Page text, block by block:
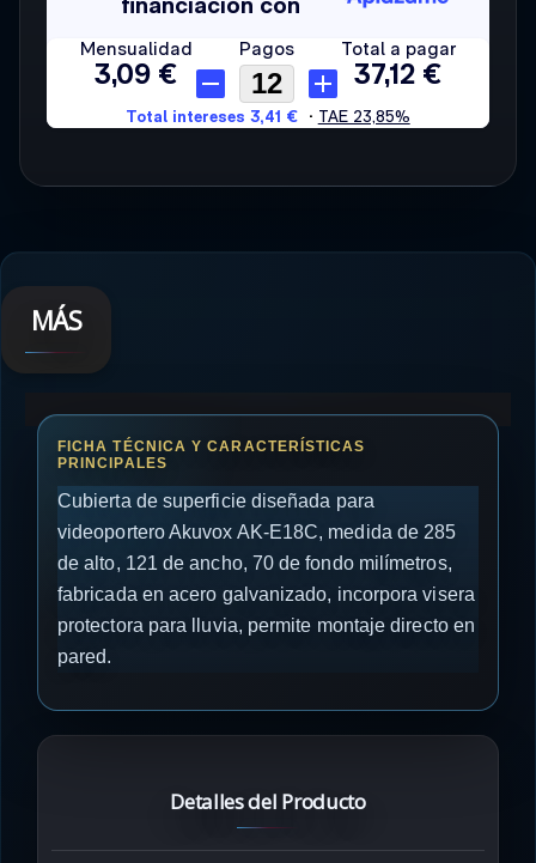
MÁS
Cubierta de superficie diseñada para
videoportero Akuvox AK-E18C, medida de 285
de alto, 121 de ancho, 70 de fondo milímetros,
fabricada en acero galvanizado, incorpora visera
protectora para lluvia, permite montaje directo en
pared.
Detalles del Producto